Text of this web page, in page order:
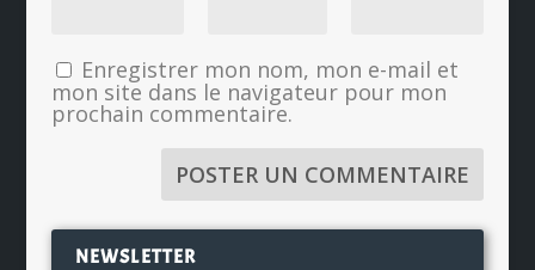
Enregistrer mon nom, mon e-mail et
mon site dans le navigateur pour mon
prochain commentaire.
NEWSLETTER